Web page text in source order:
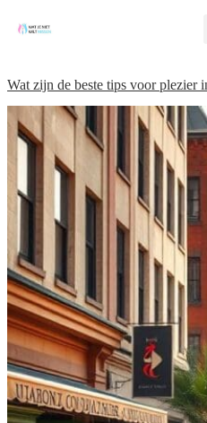
Wat zijn de beste tips voor plezier